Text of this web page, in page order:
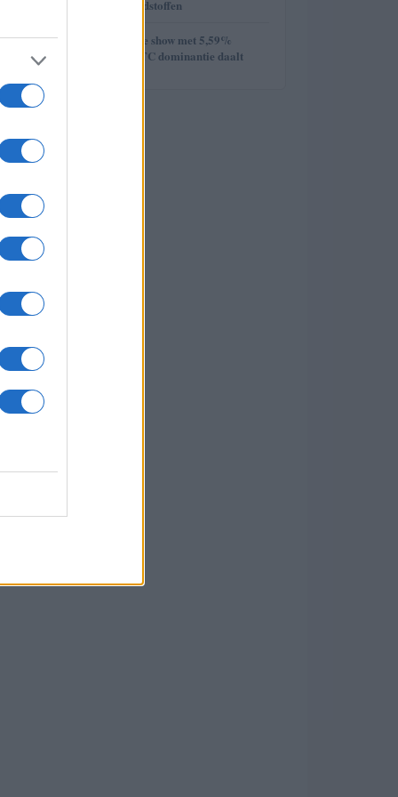
week van de grondstoffen
5 Ethereum steelt de show met 5,59%
stijging terwijl BTC dominantie daalt